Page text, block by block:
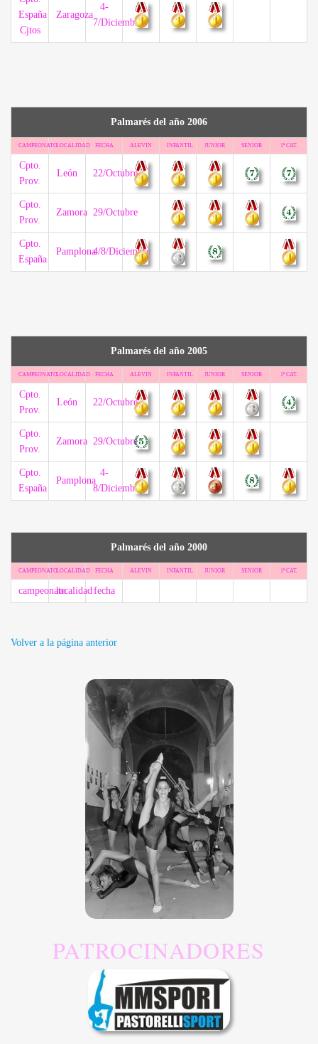
España
Cjtos
Zaragoza
4-
7/Diciembre
Palmarés del año 2006
CAMPEONATOLOCALIDAD FECHA ALEVIN INFANTIL JUNIOR SENIOR 1ª CAT.
Cpto.
Prov.
León 22/Octubre
Cpto.
Prov.
Zamora 29/Octubre
Cpto.
España
Pamplona4/8/Diciembre
Palmarés del año 2005
CAMPEONATOLOCALIDAD FECHA ALEVIN INFANTIL JUNIOR SENIOR 1ª CAT.
Cpto.
Prov.
León 22/Octubre
Cpto.
Prov.
Zamora 29/Octubre
Cpto.
España
Pamplona
4-
8/Diciembre
Palmarés del año 2000
CAMPEONATOLOCALIDAD FECHA ALEVIN INFANTIL JUNIOR SENIOR 1ª CAT.
campeonatolocalidadfecha
Volver a la página anterior
PATROCINADORES